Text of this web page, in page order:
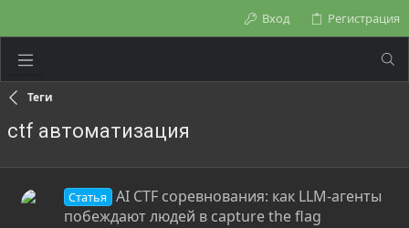
Вход Регистрация
Теги
ctf автоматизация
Статья
AI CTF соревнования: как LLM-агенты
побеждают людей в capture the flag